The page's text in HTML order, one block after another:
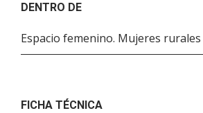
DENTRO DE
Espacio femenino. Mujeres rurales
FICHA TÉCNICA